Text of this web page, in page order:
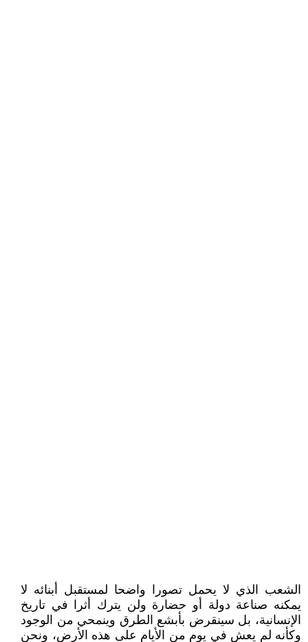
الشعب الذي لا يحمل تصورا واضحا لمستقبل أبنائه لا
يمكنه صناعة دولة أو حضارة ولن يترك أثرا في تاريخ
الإنسانية، بل سينقرض بأبشع الطرق وينمحي من الوجود
وكأنه لم يعش في يوم من الأيام على هذه الأرض، ونحن